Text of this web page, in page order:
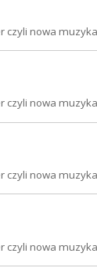
czyli nowa
czyli nowa
czyli nowa
czyli nowa